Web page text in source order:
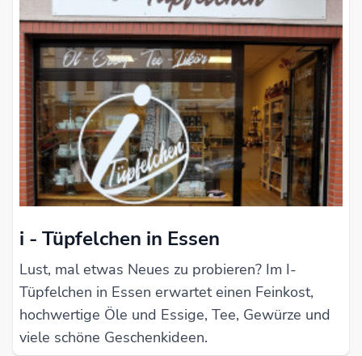
i - Tüpfelchen in Essen
Lust, mal etwas Neues zu probieren? Im I-
Tüpfelchen in Essen erwartet einen Feinkost,
hochwertige Öle und Essige, Tee, Gewürze und
viele schöne Geschenkideen.